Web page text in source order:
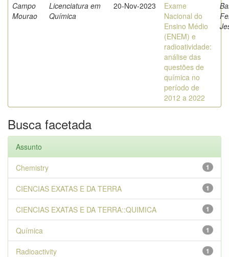
Campo
Mourao
Licenciatura em
Química
20-Nov-2023
Exame
Nacional do
Ensino Médio
(ENEM) e
radioatividade:
análise das
questões de
química no
período de
2012 a 2022
Busca facetada
Assunto
1
Chemistry
1
CIENCIAS EXATAS E DA TERRA
1
CIENCIAS EXATAS E DA TERRA::QUIMICA
1
Química
1
Radioactivity